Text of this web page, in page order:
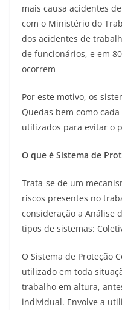
mais causa acidentes
com o Ministério do
dos acidentes de
de funcionários, e em
ocorrem
Por este motivo, os
Quedas bem como
utilizados para evitar o
O que é Sistema de
Trata-se de um
riscos presentes no
consideração a Análise
tipos de sistemas:
O Sistema de Proteção
utilizado em toda
trabalho em altura,
individual. Envolve a